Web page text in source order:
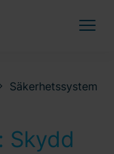
Säkerhetssystem
Skydd